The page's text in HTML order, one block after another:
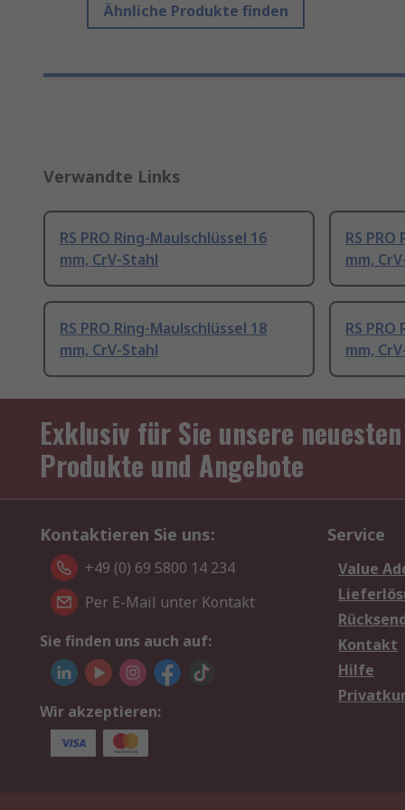
Ähnliche Produkte finden
Verwandte Links
RS PRO Ring-Maulschlüssel 16
mm, CrV-Stahl
RS
mm,
RS PRO Ring-Maulschlüssel 18
mm, CrV-Stahl
RS
mm,
Exklusiv für Sie unsere neuesten
Produkte und Angebote
Kontaktieren Sie uns:
+49 (0) 69 5800 14 234
Per E-Mail unter Kontakt
Sie finden uns auch auf:
Wir akzeptieren:
Service
Value
Kontakt
Hilfe